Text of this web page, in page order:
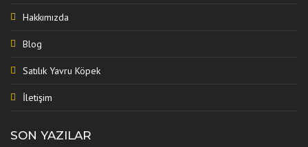
Hakkımızda
Blog
Satılık Yavru Köpek
İletişim
SON YAZILAR